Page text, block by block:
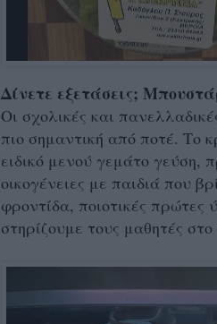
Δίνετε εξετάσεις;
Οι σχολικές και
πιο σημαντική από ποτέ. Το
ειδικό μενού γεμάτο γεύση,
οικογένειες με παιδιά που
φροντίδα, ποιοτικές
στηρίζουμε τους μαθητές